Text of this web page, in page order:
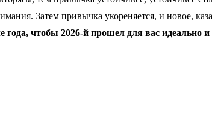
Затем привычка укореняется, и новое,
чтобы 2026-й прошел для вас идеально